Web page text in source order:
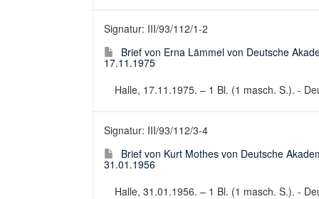
Signatur: III/93/112/1-2
Brief von Erna Lämmel von Deutsche
17.11.1975
Halle, 17.11.1975. – 1 Bl. (1 masch. S.). -
Signatur: III/93/112/3-4
Brief von Kurt Mothes von Deutsche
31.01.1956
Halle, 31.01.1956. – 1 Bl. (1 masch. S.). -